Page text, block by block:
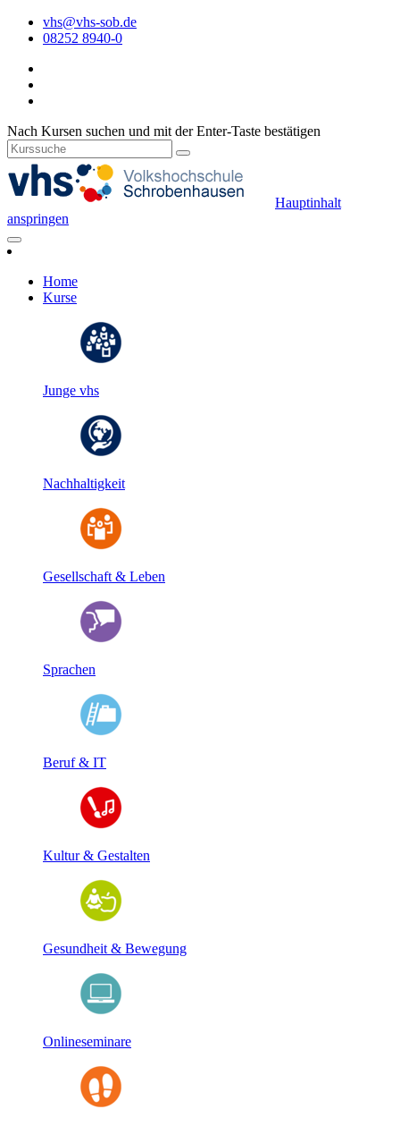
vhs@vhs-sob.de
08252 8940-0
Nach Kursen suchen und mit der Enter-Taste bestätigen
Hauptinhalt
anspringen
Home
Kurse
Junge vhs
Nachhaltigkeit
Gesellschaft & Leben
Sprachen
Beruf & IT
Kultur & Gestalten
Gesundheit & Bewegung
Onlineseminare